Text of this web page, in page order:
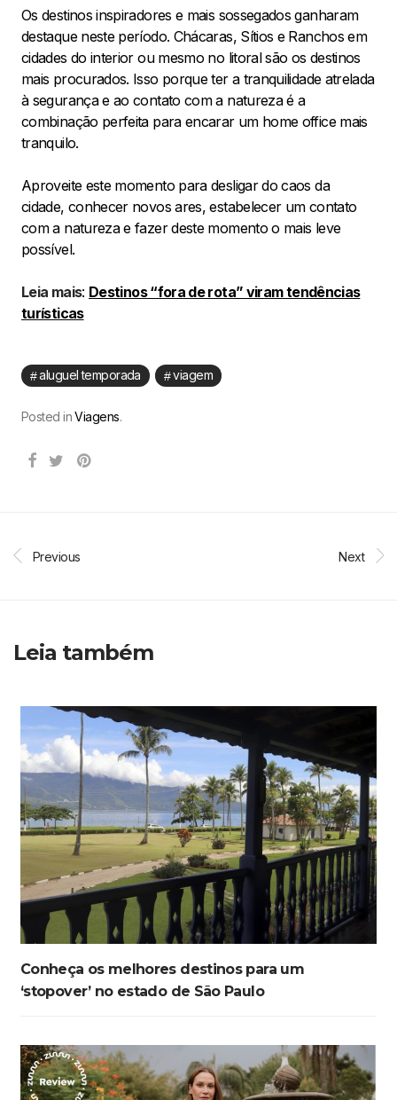
Os destinos inspiradores e mais sossegados ganharam
destaque neste período. Chácaras, Sítios e Ranchos em
cidades do interior ou mesmo no litoral são os destinos
mais procurados. Isso porque ter a tranquilidade atrelada
à segurança e ao contato com a natureza é a
combinação perfeita para encarar um home office mais
tranquilo.
Aproveite este momento para desligar do caos da
cidade, conhecer novos ares, estabelecer um contato
com a natureza e fazer deste momento o mais leve
possível.
Leia mais: Destinos “fora de rota” viram tendências
turísticas
aluguel temporada viagem
Posted inViagens.
Previous Next
Leia também
Conheça os melhores destinos para um
‘stopover’ no estado de São Paulo